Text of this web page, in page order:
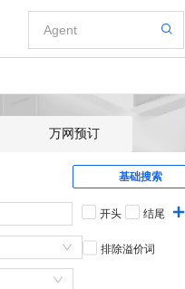
万网预订
基础搜索
开头 结尾
排除溢价词